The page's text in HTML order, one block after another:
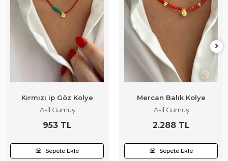
Kırmızı ip Göz Kolye
Asil Gümüş
953 TL
Sepete Ekle
Mercan Balık Kolye
Asil Gümüş
2.288 TL
Sepete Ekle